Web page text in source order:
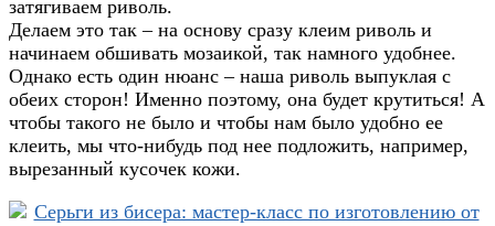
затягиваем риволь.
Делаем это так – на основу сразу клеим риволь и
начинаем обшивать мозаикой, так намного удобнее.
Однако есть один нюанс – наша риволь выпуклая с
обеих сторон! Именно поэтому, она будет крутиться! А
чтобы такого не было и чтобы нам было удобно ее
клеить, мы что-нибудь под нее подложить, например,
вырезанный кусочек кожи.